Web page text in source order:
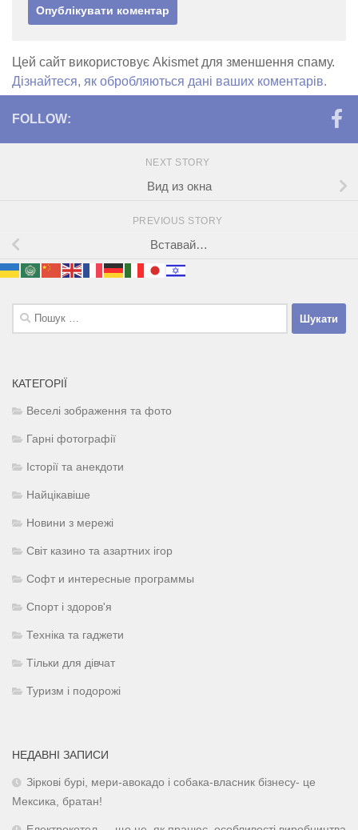
Цей сайт використовує Akismet для зменшення спаму.
Дізнайтеся, як обробляються дані ваших коментарів.
FOLLOW:
NEXT STORY
Вид из окна
PREVIOUS STORY
Вставай…
Пошук:
КАТЕГОРІЇ
Веселі зображення та фото
Гарні фотографії
Історії та анекдоти
Найцікавіше
Новини з мережі
Світ казино та азартних ігор
Софт и интересные программы
Спорт і здоров'я
Техніка та гаджети
Тільки для дівчат
Туризм і подорожі
НЕДАВНІ ЗАПИСИ
Зіркові бурі, мери-авокадо і собака-власник бізнесу- це
Мексика, братан!